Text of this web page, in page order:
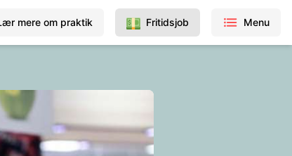
mere om praktik Fritidsjob Menu